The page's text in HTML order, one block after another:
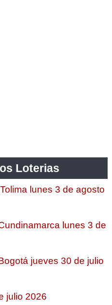
Loterias
lunes 3 de agosto
lunes 3 de
jueves 30 de julio
julio 2026